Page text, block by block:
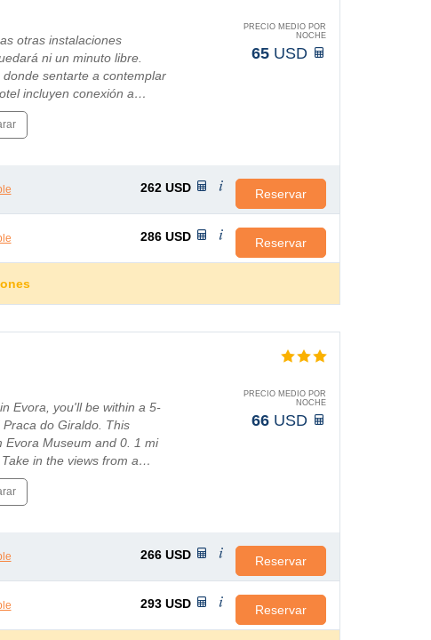
otras instalaciones
ni un minuto libre.
sentarte a contemplar
incluyen conexión a…
PRECIO MEDIO POR
NOCHE
65 USD
262 USD Reservar
286 USD Reservar
Evora, you'll be within a 5-
do Giraldo. This
Evora Museum and 0. 1 mi
in the views from a…
PRECIO MEDIO POR
NOCHE
66 USD
266 USD Reservar
293 USD Reservar